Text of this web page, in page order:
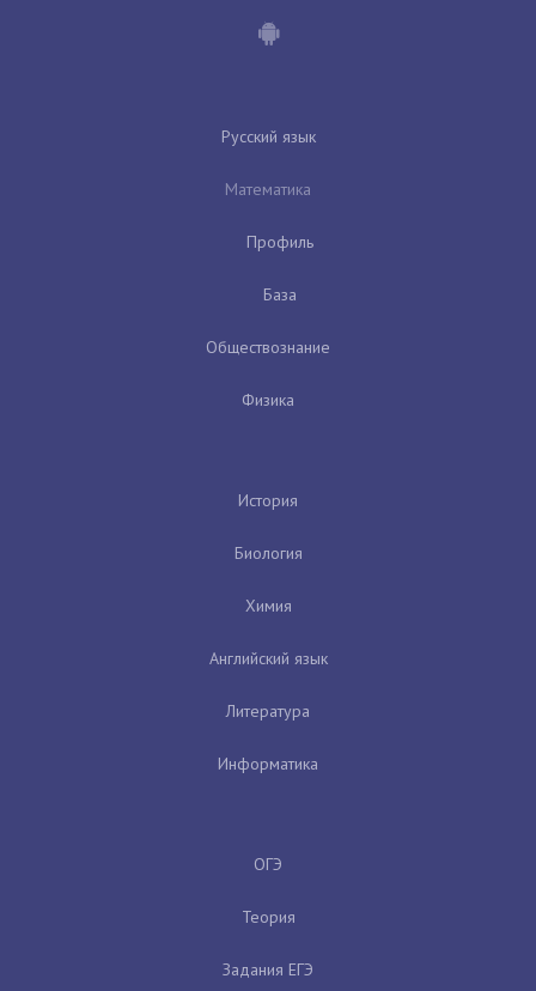
Русский язык
Математика
Профиль
База
Обществознание
Физика
История
Биология
Химия
Английский язык
Литература
Информатика
ОГЭ
Теория
Задания ЕГЭ